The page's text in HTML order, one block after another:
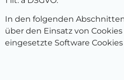
In den folgenden
über den Einsatz von
eingesetzte Software